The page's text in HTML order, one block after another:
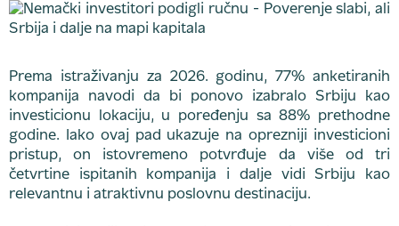
Prema istraživanju za 2026. godinu, 77% anketiranih
kompanija navodi da bi ponovo izabralo Srbiju kao
investicionu lokaciju, u poređenju sa 88% prethodne
godine. Iako ovaj pad ukazuje na oprezniji investicioni
pristup, on istovremeno potvrđuje da više od tri
četvrtine ispitanih kompanija i dalje vidi Srbiju kao
relevantnu i atraktivnu poslovnu destinaciju.